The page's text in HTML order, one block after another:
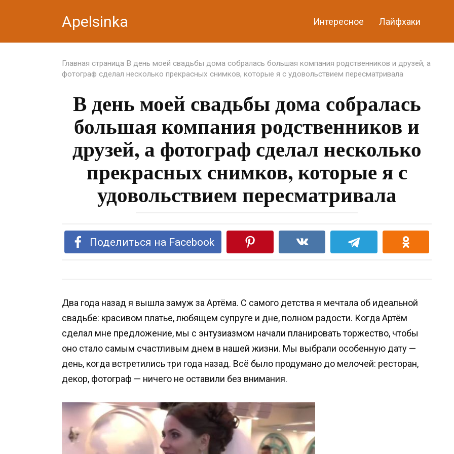
Apelsinka Интересное Лайфхаки
Главная страница В день моей свадьбы дома собралась большая компания родственников и друзей, а
фотограф сделал несколько прекрасных снимков, которые я с удовольствием пересматривала
В день моей свадьбы дома собралась
большая компания родственников и
друзей, а фотограф сделал несколько
прекрасных снимков, которые я с
удовольствием пересматривала
Поделиться на Facebook
Два года назад я вышла замуж за Артёма. С самого детства я мечтала об идеальной
свадьбе: красивом платье, любящем супруге и дне, полном радости. Когда Артём
сделал мне предложение, мы с энтузиазмом начали планировать торжество, чтобы
оно стало самым счастливым днем в нашей жизни. Мы выбрали особенную дату —
день, когда встретились три года назад. Всё было продумано до мелочей: ресторан,
декор, фотограф — ничего не оставили без внимания.